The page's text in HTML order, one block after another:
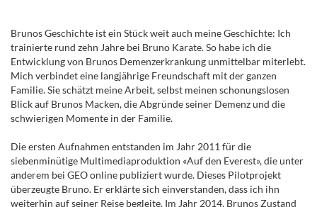
Brunos Geschichte ist ein Stück weit auch meine Geschichte: Ich
trainierte rund zehn Jahre bei Bruno Karate. So habe ich die
Entwicklung von Brunos Demenzerkrankung unmittelbar miterlebt.
Mich verbindet eine langjährige Freundschaft mit der ganzen
Familie. Sie schätzt meine Arbeit, selbst meinen schonungslosen
Blick auf Brunos Macken, die Abgründe seiner Demenz und die
schwierigen Momente in der Familie.
Die ersten Aufnahmen entstanden im Jahr 2011 für die
siebenminütige Multimediaproduktion «Auf den Everest», die unter
anderem bei GEO online publiziert wurde. Dieses Pilotprojekt
überzeugte Bruno. Er erklärte sich einverstanden, dass ich ihn
weiterhin auf seiner Reise begleite. Im Jahr 2014, Brunos Zustand